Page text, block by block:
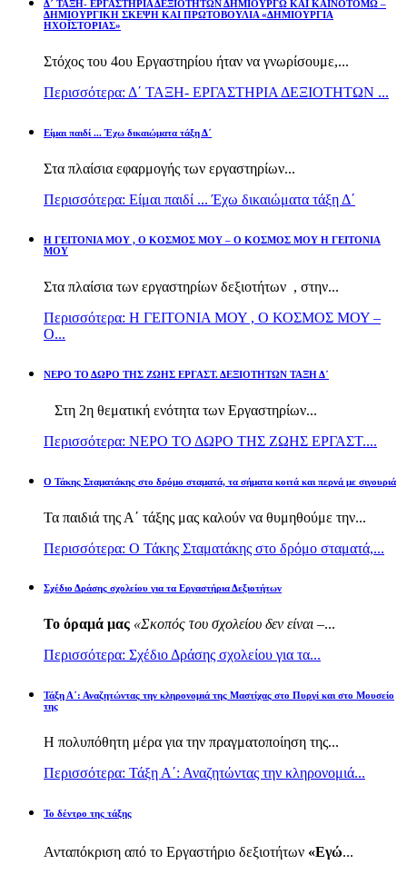
Δ΄ ΤΑΞΗ- ΕΡΓΑΣΤΗΡΙΑ ΔΕΞΙΟΤΗΤΩΝ ΔΗΜΙΟΥΡΓΩ ΚΑΙ ΚΑΙΝΟΤΟΜΩ –
ΔΗΜΙΟΥΡΓΙΚΗ ΣΚΕΨΗ ΚΑΙ ΠΡΩΤΟΒΟΥΛΙΑ «ΔΗΜΙΟΥΡΓΙΑ
ΗΧΟΪΣΤΟΡΙΑΣ»
Στόχος του 4ου Εργαστηρίου ήταν να γνωρίσουμε,...
Περισσότερα: Δ΄ ΤΑΞΗ- ΕΡΓΑΣΤΗΡΙΑ ΔΕΞΙΟΤΗΤΩΝ ...
Είμαι παιδί ... Έχω δικαιώματα τάξη Δ΄
Στα πλαίσια εφαρμογής των εργαστηρίων...
Περισσότερα: Είμαι παιδί ... Έχω δικαιώματα τάξη Δ΄
Η ΓΕΙΤΟΝΙΑ ΜΟΥ , Ο ΚΟΣΜΟΣ ΜΟΥ – Ο ΚΟΣΜΟΣ ΜΟΥ Η ΓΕΙΤΟΝΙΑ
ΜΟΥ
Στα πλαίσια των εργαστηρίων δεξιοτήτων , στην...
Περισσότερα: Η ΓΕΙΤΟΝΙΑ ΜΟΥ , Ο ΚΟΣΜΟΣ ΜΟΥ –
Ο...
ΝΕΡΟ ΤΟ ΔΩΡΟ ΤΗΣ ΖΩΗΣ ΕΡΓΑΣΤ. ΔΕΞΙΟΤΗΤΩΝ ΤΑΞΗ Δ΄
Στη 2η θεματική ενότητα των Εργαστηρίων...
Περισσότερα: ΝΕΡΟ ΤΟ ΔΩΡΟ ΤΗΣ ΖΩΗΣ ΕΡΓΑΣΤ....
Ο Τάκης Σταματάκης στο δρόμο σταματά, τα σήματα κοιτά και περνά με σιγουριά
Τα παιδιά της Α΄ τάξης μας καλούν να θυμηθούμε την...
Περισσότερα: Ο Τάκης Σταματάκης στο δρόμο σταματά,...
Σχέδιο Δράσης σχολείου για τα Εργαστήρια Δεξιοτήτων
Το όραμά μας «Σκοπός του σχολείου δεν είναι –...
Περισσότερα: Σχέδιο Δράσης σχολείου για τα...
Τάξη Α΄: Αναζητώντας την κληρονομιά της Μαστίχας στο Πυργί και στο Μουσείο
της
Η πολυπόθητη μέρα για την πραγματοποίηση της...
Περισσότερα: Τάξη Α΄: Αναζητώντας την κληρονομιά...
Το δέντρο της τάξης
Ανταπόκριση από το Εργαστήριο δεξιοτήτων «Εγώ...